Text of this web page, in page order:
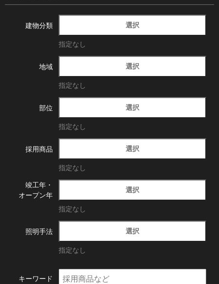
建物分類 選択
指定なし
地域 選択
指定なし
部位 選択
指定なし
採用商品 選択
指定なし
竣工年・
オープン年
選択
指定なし
照明手法 選択
指定なし
キーワード